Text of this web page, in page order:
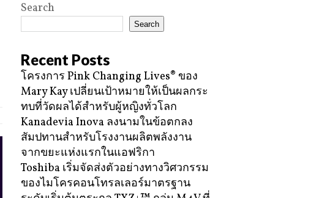
Search
Search
Recent Posts
โครงการ Pink Changing Lives® ของ
Mary Kay เปลี่ยนเป้าหมายให้เป็นผลกระ
ทบที่วัดผลได้สำหรับผู้หญิงทั่วโลก
Kanadevia Inova ลงนามในข้อตกลง
สัมปทานสำหรับโรงงานผลิตพลังงาน
จากขยะแห่งแรกในแอฟริกา
Toshiba เริ่มจัดส่งตัวอย่างทางวิศวกรรม
ของไมโครคอนโทรลเลอร์มาตรฐาน